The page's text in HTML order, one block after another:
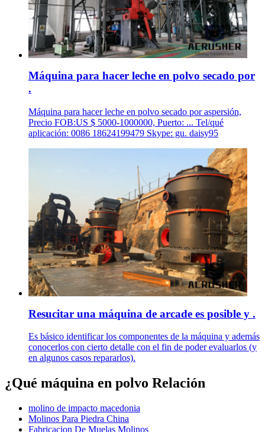
Máquina para hacer leche en polvo secado por
.
Máquina para hacer leche en polvo secado por aspersión,
Precio FOB:US $ 5000-1000000, Puerto: ... Tel/qué
aplicación: 0086 18624199479 Skype: gu. daisy95
Resucitar una máquina de arcade es posible y .
Es básico identificar los componentes de la máquina y además
conocerlos con cierto detalle con el fin de poder evaluarlos (y
en algunos casos repararlos).
¿Qué máquina en polvo Relación
molino de impacto macedonia
Molinos Para Piedra China
Fabricacion De Muelas Molinos